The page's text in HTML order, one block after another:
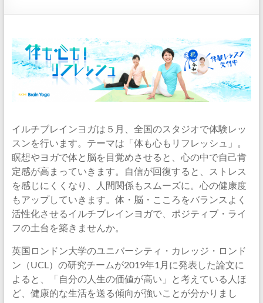
イルチブレインヨガは５月、全国のスタジオで体験レッ
スンを行います。テーマは「体も心もリフレッシュ」。
瞑想やヨガで体と脳を目覚めさせると、心の中で自己肯
定感が高まっていきます。自信が回復すると、ストレス
を感じにくくなり、人間関係もスムーズに。心の健康度
もアップしていきます。体・脳・こころをバランスよく
活性化させるイルチブレインヨガで、ポジティブ・ライ
フの土台を築きませんか。
英国ロンドン大学のユニバーシティ・カレッジ・ロンド
ン（UCL）の研究チームが2019年1月に発表した論文に
よると、「自分の人生の価値が高い」と考えている人ほ
ど、健康的な生活を送る傾向が強いことが分かりまし